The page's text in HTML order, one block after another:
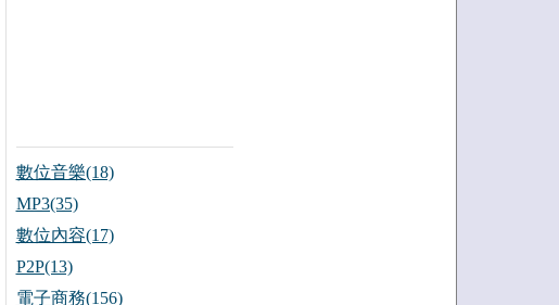
數位音樂(18)
MP3(35)
數位內容(17)
P2P(13)
電子商務(156)